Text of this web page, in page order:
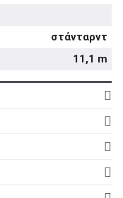
στάνταρντ
11,1 m
3
12
1.497 cc
163 ps
5d
5
στάνταρντ